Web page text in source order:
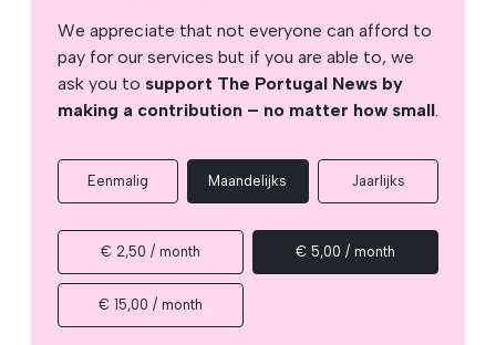
We appreciate that not everyone can afford to
pay for our services but if you are able to, we
ask you to support The Portugal News by
making a contribution – no matter how small.
Eenmalig Maandelijks Jaarlijks
€ 2,50 / month € 5,00 / month
€ 15,00 / month